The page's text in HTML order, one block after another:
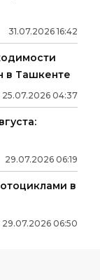
31.07.2026 16:42
в Ташкенте
25.07.2026 04:37
29.07.2026 06:19
в
29.07.2026 06:50